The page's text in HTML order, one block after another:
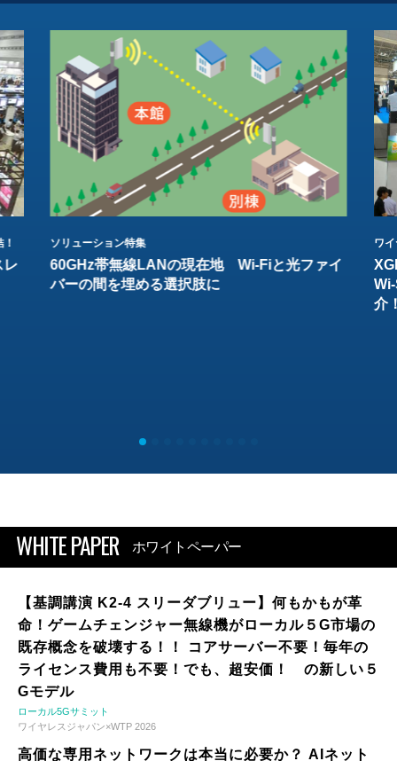
レ
ソリューション特集
60GHz帯無線LANの現在地 Wi-Fiと光ファイ
バーの間を埋める選択肢に
ワ
介
WHITE PAPER ホワイトペーパー
【基調講演 K2-4 スリーダブリュー】何もかもが革
命！ゲームチェンジャー無線機がローカル５G市場の
既存概念を破壊する！！ コアサーバー不要！毎年の
ライセンス費用も不要！でも、超安価！ の新しい５
Gモデル
ローカル5Gサミット
ワイヤレスジャパン×WTP 2026
高価な専用ネットワークは本当に必要か？ AIネット